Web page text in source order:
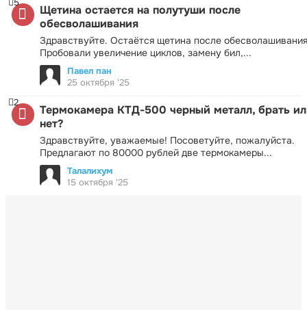
Щетина остается на полутуши после
обесволашивания
Здравствуйте. Остаётся щетина после
Пробовали увеличение циклов, замену бил,...
5
Павел пан
25 октября '25
Термокамера КТД-500 черный металл, брать
нет?
Здравствуйте, уважаемые! Посоветуйте, пожалуйста.
Предлагают по 80000 рублей две термокамеры...
2
Талалихум
15 октября '25